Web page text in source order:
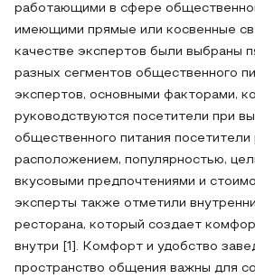
работающими в сфере
имеющими прямые или косвенные
качестве экспертов были выбраны
разных сегментов общественного
экспертов, основными факторами,
руководствуются посетители при
общественного питания посетители
расположением, популярностью,
вкусовыми предпочтениями и
эксперты также отметили
ресторана, который создает
внутри [1]. Комфорт и удобство
пространство общения важны для